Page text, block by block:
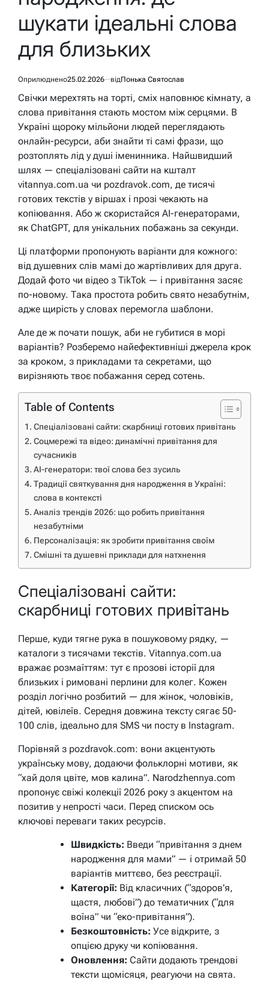
шукати ідеальні слова
для близьких
Оприлюднено25.02.2026 відПонька Святослав
Свічки мерехтять на торті, сміх наповнює кімнату, а
слова привітання стають мостом між серцями. В
Україні щороку мільйони людей переглядають
онлайн-ресурси, аби знайти ті самі фрази, що
розтоплять лід у душі іменинника. Найшвидший
шлях — спеціалізовані сайти на кшталт
vitannya.com.ua чи pozdravok.com, де тисячі
готових текстів у віршах і прозі чекають на
копіювання. Або ж скористайся AI-генераторами,
як ChatGPT, для унікальних побажань за секунди.
Ці платформи пропонують варіанти для кожного:
від душевних слів мамі до жартівливих для друга.
Додай фото чи відео з TikTok — і привітання засяє
по-новому. Така простота робить свято незабутнім,
адже щирість у словах перемогла шаблони.
Але де ж почати пошук, аби не губитися в морі
варіантів? Розберемо найефективніші джерела крок
за кроком, з прикладами та секретами, що
вирізняють твоє побажання серед сотень.
Table of Contents
Спеціалізовані сайти: скарбниці готових привітань
Соцмережі та відео: динамічні привітання для
сучасників
AI-генератори: твої слова без зусиль
Традиції святкування дня народження в Україні:
слова в контексті
Аналіз трендів 2026: що робить привітання
незабутніми
Персоналізація: як зробити привітання своїм
Смішні та душевні приклади для натхнення
Спеціалізовані сайти:
скарбниці готових привітань
Перше, куди тягне рука в пошуковому рядку, —
каталоги з тисячами текстів. Vitannya.com.ua
вражає розмаїттям: тут є прозові історії для
близьких і римовані перлини для колег. Кожен
розділ логічно розбитий — для жінок, чоловіків,
дітей, ювілеїв. Середня довжина тексту сягає 50-
100 слів, ідеально для SMS чи посту в Instagram.
Порівняй з pozdravok.com: вони акцентують
українську мову, додаючи фольклорні мотиви, як
“хай доля цвіте, мов калина”. Narodzhennya.com
пропонує свіжі колекції 2026 року з акцентом на
позитив у непрості часи. Перед списком ось
ключові переваги таких ресурсів.
Швидкість: Введи “привітання з днем
народження для мами” — і отримай 50
варіантів миттєво, без реєстрації.
Категорії: Від класичних (“здоров’я,
щастя, любові”) до тематичних (“для
воїна” чи “еко-привітання”).
Безкоштовність: Усе відкрите, з
опцією друку чи копіювання.
Оновлення: Сайти додають трендові
тексти щомісяця, реагуючи на свята.